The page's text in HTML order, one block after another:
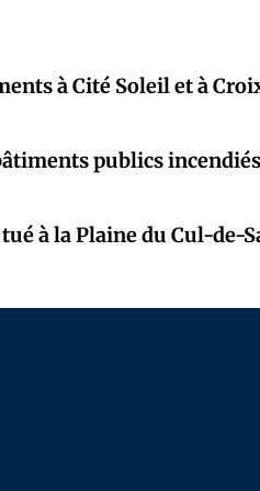
à Cité Soleil et à
publics
à la Plaine du Cul-de-